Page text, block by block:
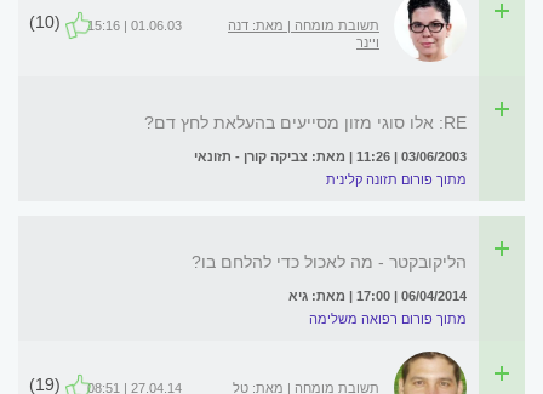
תשובת מומחה | מאת: דנה
ויינר
01.06.03 | 15:16
(10)
RE: אלו סוגי מזון מסייעים בהעלאת לחץ דם?
03/06/2003 | 11:26 | מאת: צביקה קורן - תזונאי
מתוך פורום תזונה קלינית
הליקובקטר - מה לאכול כדי להלחם בו?
06/04/2014 | 17:00 | מאת: גיא
מתוך פורום רפואה משלימה
תשובת מומחה | מאת: טל
27.04.14 | 08:51
(19)